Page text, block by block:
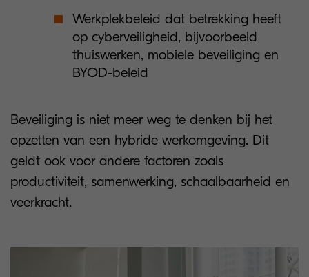
Werkplekbeleid dat betrekking heeft
op cyberveiligheid, bijvoorbeeld
thuiswerken, mobiele beveiliging en
BYOD-beleid
Beveiliging is niet meer weg te denken bij het
opzetten van een hybride werkomgeving. Dit
geldt ook voor andere factoren zoals
productiviteit, samenwerking, schaalbaarheid en
veerkracht.